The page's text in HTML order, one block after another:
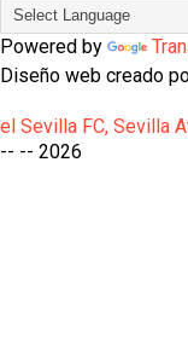
Powered by
Diseño web creado
el Sevilla FC, Sevilla
-- -- 2026